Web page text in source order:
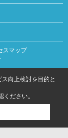
スマップ
向上検討を目的と
ください。